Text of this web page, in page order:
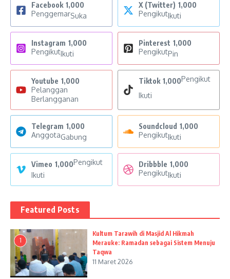
Facebook 1,000
PenggemarSuka
X (Twitter) 1,000
PengikutIkuti
Instagram 1,000
PengikutIkuti
Pinterest 1,000
PengikutPin
Youtube 1,000
Pelanggan
Berlangganan
Tiktok 1,000Pengikut
Ikuti
Telegram 1,000
AnggotaGabung
Soundcloud 1,000
PengikutIkuti
Vimeo 1,000Pengikut
Ikuti
Dribbble 1,000
PengikutIkuti
Featured Posts
1
Kultum Tarawih di Masjid Al Hikmah
Merauke: Ramadan sebagai Sistem Menuju
Taqwa
11 Maret 2026